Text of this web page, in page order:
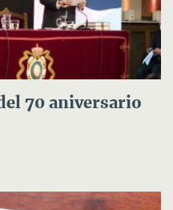
70 aniversario